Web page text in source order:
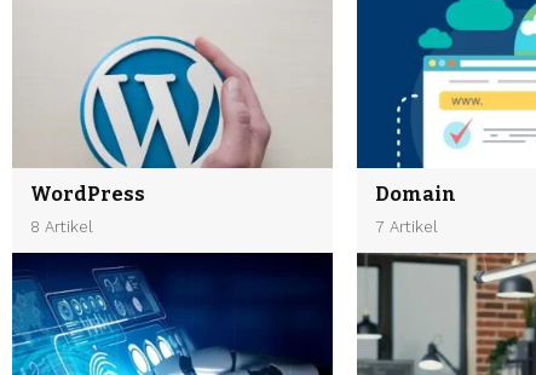
WordPress
8 Artikel
Domain
7 Artikel